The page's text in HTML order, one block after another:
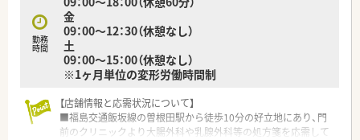
勤務
時間
金
09：00～12：30（休憩なし）
土
09：00～15：00（休憩なし）
※1ヶ月単位の変形労働時間制
【店舗情報と応需状況について】
■福島交通飯坂線の曽根田駅から徒歩10分の好立地にあり、門
前のクリニックより大腸外科や乳腺外科等の処方箋を応需して